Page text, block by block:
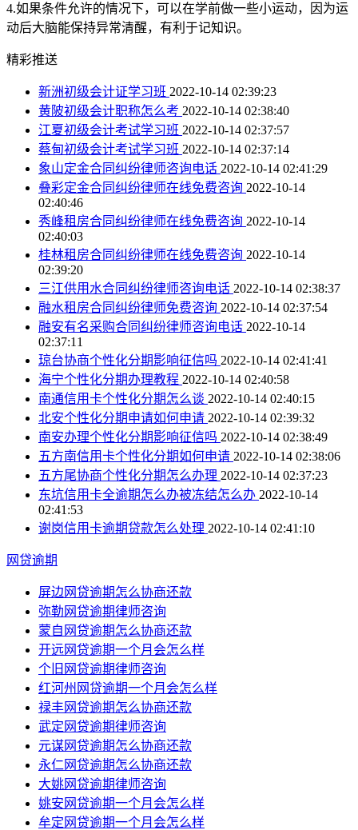
4.如果条件允许的情况下，可以在学前做一些小运动，因为运
动后大脑能保持异常清醒，有利于记知识。
精彩推送
新洲初级会计证学习班 2022-10-14 02:39:23
黄陂初级会计职称怎么考 2022-10-14 02:38:40
江夏初级会计考试学习班 2022-10-14 02:37:57
蔡甸初级会计考试学习班 2022-10-14 02:37:14
象山定金合同纠纷律师咨询电话 2022-10-14 02:41:29
叠彩定金合同纠纷律师在线免费咨询 2022-10-14
02:40:46
秀峰租房合同纠纷律师在线免费咨询 2022-10-14
02:40:03
桂林租房合同纠纷律师在线免费咨询 2022-10-14
02:39:20
三江供用水合同纠纷律师咨询电话 2022-10-14 02:38:37
融水租房合同纠纷律师免费咨询 2022-10-14 02:37:54
融安有名采购合同纠纷律师咨询电话 2022-10-14
02:37:11
琼台协商个性化分期影响征信吗 2022-10-14 02:41:41
海宁个性化分期办理教程 2022-10-14 02:40:58
南通信用卡个性化分期怎么谈 2022-10-14 02:40:15
北安个性化分期申请如何申请 2022-10-14 02:39:32
南安办理个性化分期影响征信吗 2022-10-14 02:38:49
五方南信用卡个性化分期如何申请 2022-10-14 02:38:06
五方尾协商个性化分期怎么办理 2022-10-14 02:37:23
东坑信用卡全逾期怎么办被冻结怎么办 2022-10-14
02:41:53
谢岗信用卡逾期贷款怎么处理 2022-10-14 02:41:10
网贷逾期
屏边网贷逾期怎么协商还款
弥勒网贷逾期律师咨询
蒙自网贷逾期怎么协商还款
开远网贷逾期一个月会怎么样
个旧网贷逾期律师咨询
红河州网贷逾期一个月会怎么样
禄丰网贷逾期怎么协商还款
武定网贷逾期律师咨询
元谋网贷逾期怎么协商还款
永仁网贷逾期怎么协商还款
大姚网贷逾期律师咨询
姚安网贷逾期一个月会怎么样
牟定网贷逾期一个月会怎么样